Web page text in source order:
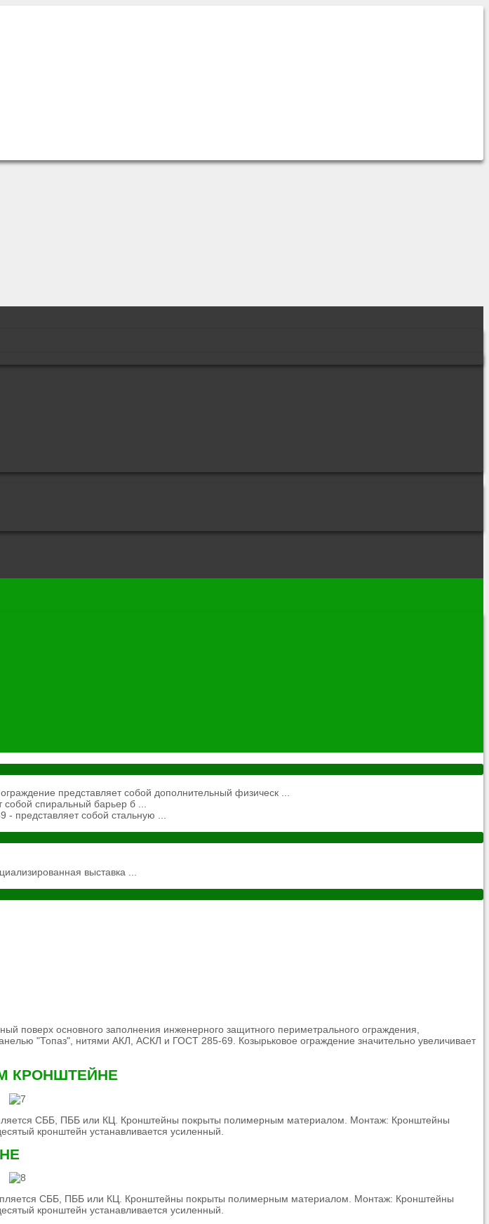
представляет собой дополнительный физическ ...
спиральный барьер б ...
собой стальную ...
выставка ...
поверх основного заполнения инженерного защитного периметрального ограждения,
"Топаз", нитями АКЛ, АСКЛ и ГОСТ 285-69. Козырьковое ограждение значительно увеличивает
КРОНШТЕЙНЕ
СББ, ПББ или КЦ. Кронштейны покрыты полимерным материалом. Монтаж: Кронштейны
кронштейн устанавливается усиленный.
СББ, ПББ или КЦ. Кронштейны покрыты полимерным материалом. Монтаж: Кронштейны
кронштейн устанавливается усиленный.